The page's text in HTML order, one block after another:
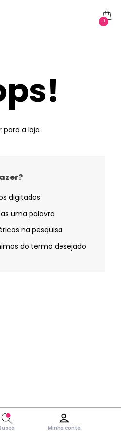
0
Minha conta
para a loja
digitados
uma palavra
na pesquisa
do termo desejado